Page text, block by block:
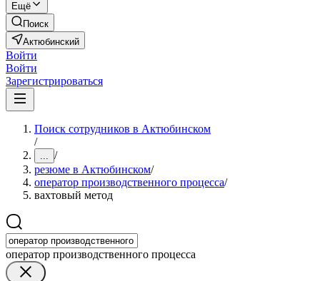
Ещё
Поиск
Актюбинский
Войти
Войти
Зарегистрироваться
Поиск сотрудников в Актюбинском
/
... /
резюме в Актюбинском/
оператор производственного процесса/
вахтовый метод
оператор производственного процесса